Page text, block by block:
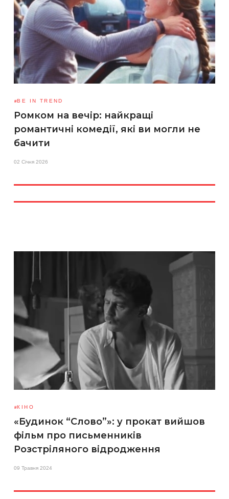
BE IN TREND
Ромком на вечір: найкращі
романтичні комедії, які ви могли не
бачити
02 Січня 2026
КІНО
«Будинок “Слово”»: у прокат вийшов
фільм про письменників
Розстріляного відродження
09 Травня 2024